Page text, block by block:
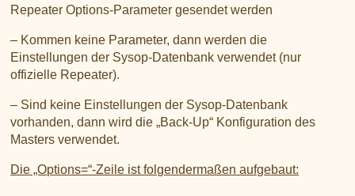
Repeater Options-Parameter gesendet werden
– Kommen keine Parameter, dann werden die
Einstellungen der Sysop-Datenbank verwendet (nur
offizielle Repeater).
– Sind keine Einstellungen der Sysop-Datenbank
vorhanden, dann wird die „Back-Up“ Konfiguration des
Masters verwendet.
Die „Options=“-Zeile ist folgendermaßen aufgebaut: